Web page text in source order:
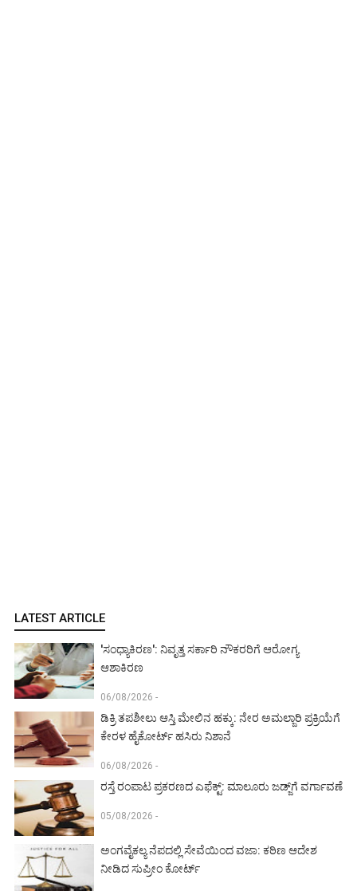
LATEST ARTICLE
'ಸಂಧ್ಯಾಕಿರಣ': ನಿವೃತ್ತ ಸರ್ಕಾರಿ ನೌಕರರಿಗೆ ಆರೋಗ್ಯ
ಆಶಾಕಿರಣ
06/08/2026 -
ಡಿಕ್ರಿ ತಪಶೀಲು ಆಸ್ತಿ ಮೇಲಿನ ಹಕ್ಕು: ನೇರ ಅಮಲ್ಜಾರಿ ಪ್ರಕ್ರಿಯೆಗೆ
ಕೇರಳ ಹೈಕೋರ್ಟ್ ಹಸಿರು ನಿಶಾನೆ
06/08/2026 -
ರಸ್ತೆ ರಂಪಾಟ ಪ್ರಕರಣದ ಎಫೆಕ್ಟ್‌: ಮಾಲೂರು ಜಡ್ಜ್‌ಗೆ ವರ್ಗಾವಣೆ
05/08/2026 -
ಅಂಗವೈಕಲ್ಯ ನೆಪದಲ್ಲಿ ಸೇವೆಯಿಂದ ವಜಾ: ಕಠಿಣ ಆದೇಶ
ನೀಡಿದ ಸುಪ್ರೀಂ ಕೋರ್ಟ್‌